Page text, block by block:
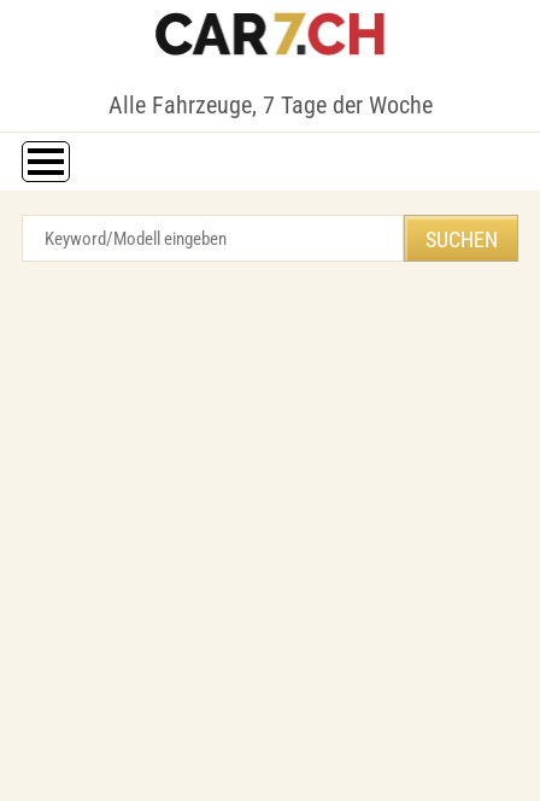
Alle Fahrzeuge, 7 Tage der Woche